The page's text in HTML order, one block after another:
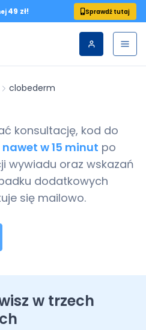
49 zł! Sprawdź tutaj
clobederm
konsultację, kod do
nawet w 15 minut po
wywiadu oraz wskazań
dodatkowych
się mailowo.
w trzech